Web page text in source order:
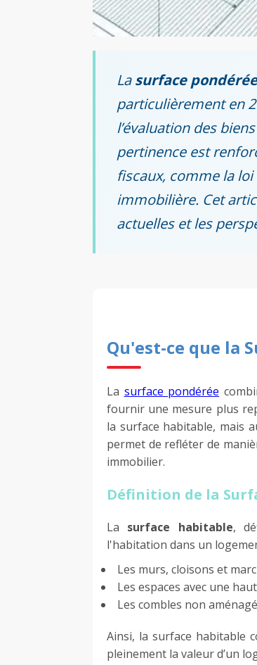
Lasurface pondérée
particulièrement en
l’évaluation des
pertinence est
fiscaux, comme la
immobilière. Cet
actuelles et les
Qu'est-ce que la
La surface pondérée
fournir une mesure plus
la surface habitable, mais
permet de refléter de
immobilier.
Définition de la
La surface habitable,
l'habitation dans un
Les murs, cloisons et
Les espaces avec une
Les combles non
Ainsi, la surface habitable
pleinement la valeur d’un